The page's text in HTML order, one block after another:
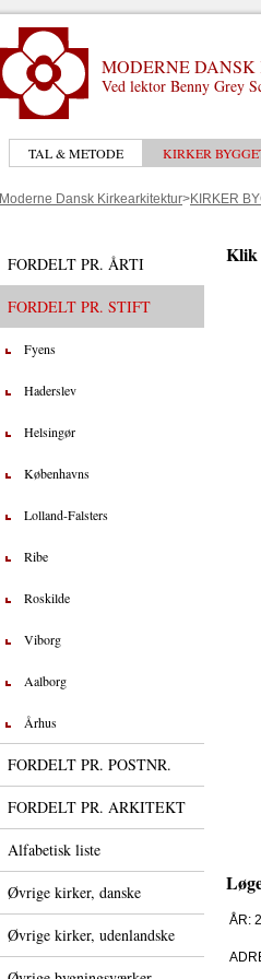
MODERNE
Ved lektor Benny Grey
TAL & METODE KIRKER
Moderne Dansk Kirkearkitektur>KIRKER
FORDELT PR. ÅRTI
FORDELT PR. STIFT
Fyens
Haderslev
Helsingør
Københavns
Lolland-Falsters
Ribe
Roskilde
Viborg
Aalborg
Århus
FORDELT PR. POSTNR.
FORDELT PR. ARKITEKT
Alfabetisk liste
Øvrige kirker, danske
Øvrige kirker, udenlandske
Klik
ÅR: